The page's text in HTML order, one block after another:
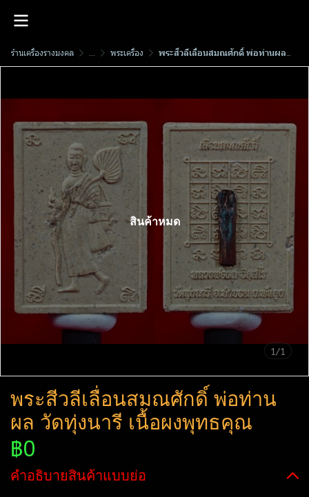
ร้านเครื่องรางมงคล ... พระเครื่อง พระสีวลีเลื่อนสมณศักดิ์​ พ่อท่านผล วัดทุ่งนารี เนื้อผงพุทธคุณ
1/1
สินค้าหมด
พระสีวลีเลื่อนสมณศักดิ์​ พ่อท่าน
ผล วัดทุ่งนารี เนื้อผงพุทธคุณ
฿0
คำอธิบายสินค้าแบบย่อ